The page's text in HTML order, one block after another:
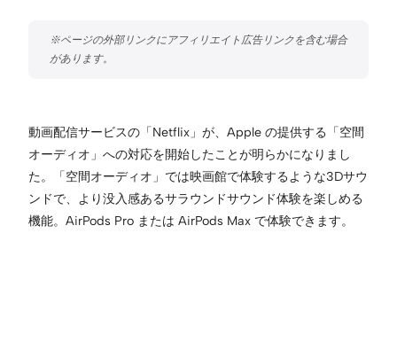
動画配信サービスの「Netflix」が、Apple の提供する「空間
オーディオ」への対応を開始したことが明らかになりまし
た。「空間オーディオ」では映画館で体験するような3Dサウ
ンドで、より没入感あるサラウンドサウンド体験を楽しめる
機能。AirPods Pro または AirPods Max で体験できます。